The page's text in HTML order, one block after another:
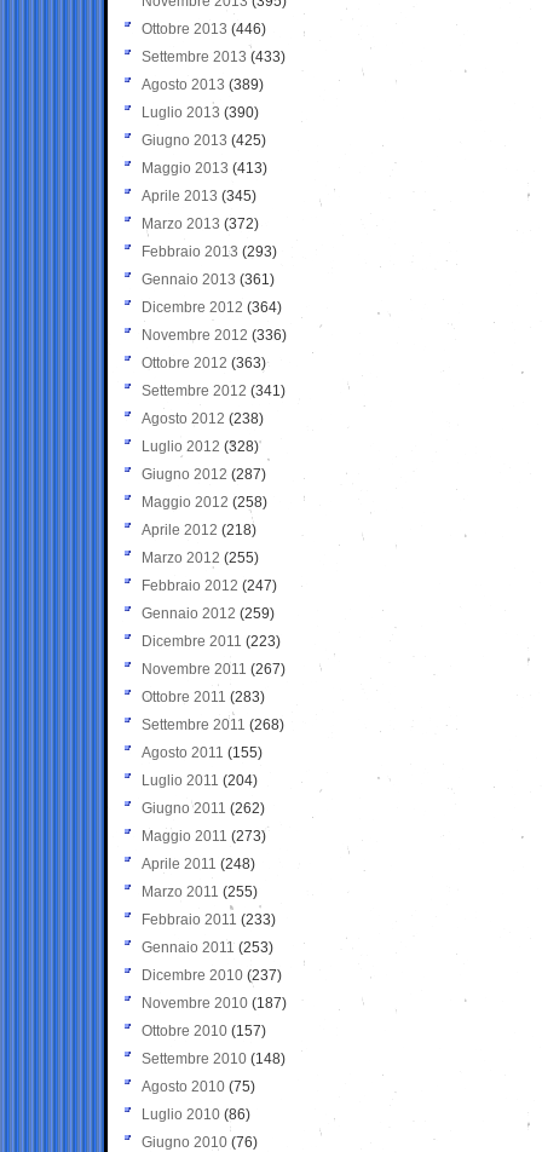
Ottobre 2013 (446)
Settembre 2013 (433)
Agosto 2013 (389)
Luglio 2013 (390)
Giugno 2013 (425)
Maggio 2013 (413)
Aprile 2013 (345)
Marzo 2013 (372)
Febbraio 2013 (293)
Gennaio 2013 (361)
Dicembre 2012 (364)
Novembre 2012 (336)
Ottobre 2012 (363)
Settembre 2012 (341)
Agosto 2012 (238)
Luglio 2012 (328)
Giugno 2012 (287)
Maggio 2012 (258)
Aprile 2012 (218)
Marzo 2012 (255)
Febbraio 2012 (247)
Gennaio 2012 (259)
Dicembre 2011 (223)
Novembre 2011 (267)
Ottobre 2011 (283)
Settembre 2011 (268)
Agosto 2011 (155)
Luglio 2011 (204)
Giugno 2011 (262)
Maggio 2011 (273)
Aprile 2011 (248)
Marzo 2011 (255)
Febbraio 2011 (233)
Gennaio 2011 (253)
Dicembre 2010 (237)
Novembre 2010 (187)
Ottobre 2010 (157)
Settembre 2010 (148)
Agosto 2010 (75)
Luglio 2010 (86)
Giugno 2010 (76)